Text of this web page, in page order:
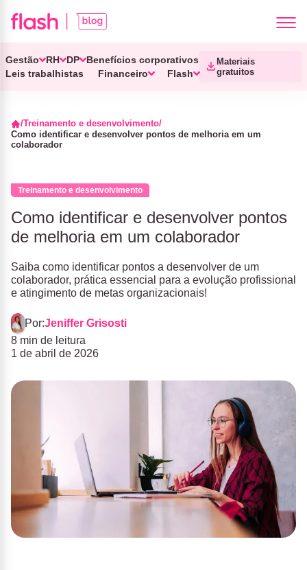
Gestão RH DP
Benefícios corporativos
Leis trabalhistas
Financeiro Flash
Materiais
gratuitos
Treinamento e desenvolvimento
Como identificar e desenvolver pontos de melhoria em um
colaborador
Treinamento e desenvolvimento
Como identificar e desenvolver pontos
de melhoria em um colaborador
Saiba como identificar pontos a desenvolver de um
colaborador, prática essencial para a evolução profissional
e atingimento de metas organizacionais!
Por:Jeniffer Grisosti
8 min de leitura
1 de abril de 2026